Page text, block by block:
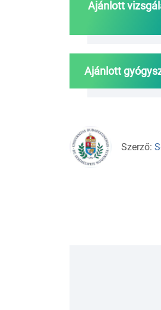
Ajánlott
Ajánlott
Szerző: